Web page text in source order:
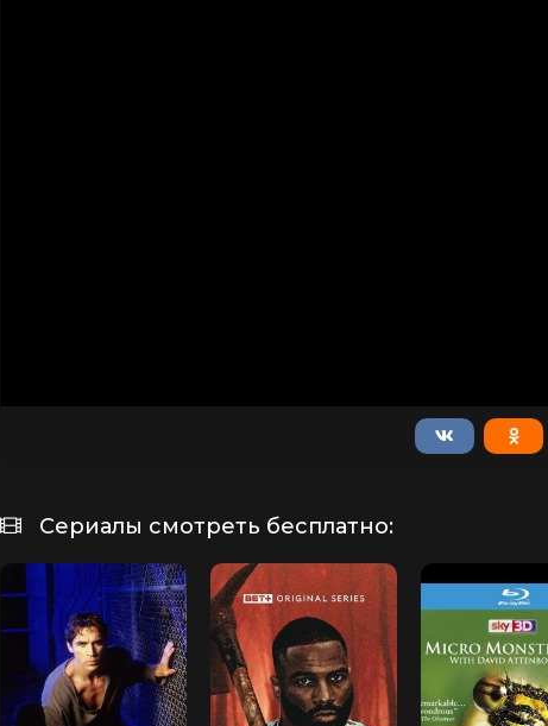
Сериалы смотреть бесплатно: